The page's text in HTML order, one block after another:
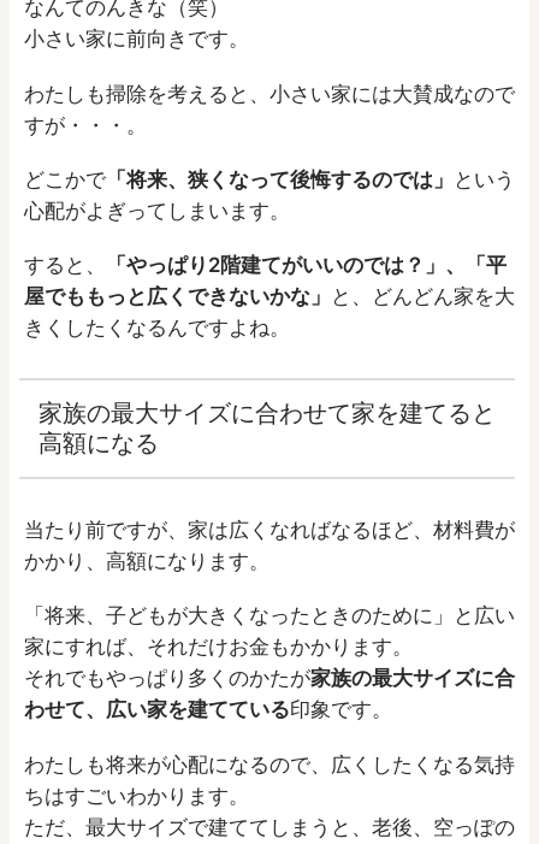
なんてのんきな（笑）
小さい家に前向きです。
わたしも掃除を考えると、小さい家には大賛成なので
すが・・・。
どこかで 「将来、狭くなって後悔するのでは」 という
心配がよぎってしまいます。
すると、
「やっぱり2階建てがいいのでは？」、「平
屋でももっと広くできないかな」 と、どんどん家を大
きくしたくなるんですよね。
家族の最大サイズに合わせて家を建てると
高額になる
当たり前ですが、家は広くなればなるほど、材料費が
かかり、高額になります。
「将来、子どもが大きくなったときのために」と広い
家にすれば、それだけお金もかかります。
それでもやっぱり多くのかたが家族の最大サイズに合
わせて、広い家を建てている印象です。
わたしも将来が心配になるので、広くしたくなる気持
ちはすごいわかります。
ただ、最大サイズで建ててしまうと、老後、空っぽの